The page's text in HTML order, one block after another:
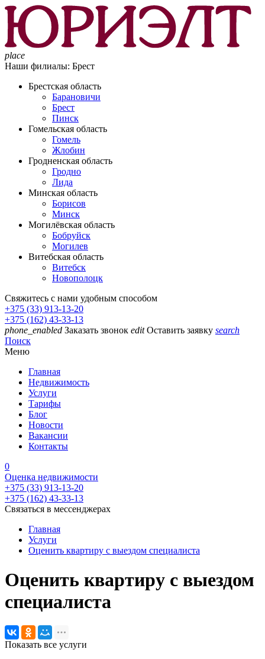
place
Наши филиалы: Брест
Брестская область
Барановичи
Брест
Пинск
Гомельская область
Гомель
Жлобин
Гродненская область
Гродно
Лида
Минская область
Борисов
Минск
Могилёвская область
Бобруйск
Могилев
Витебская область
Витебск
Новополоцк
Свяжитесь с нами удобным способом
+375 (33) 913-13-20
+375 (162) 43-33-13
phone_enabled Заказать звонок edit Оставить заявку search
Поиск
Меню
Главная
Недвижимость
Услуги
Тарифы
Блог
Новости
Вакансии
Контакты
0
Оценка недвижимости
+375 (33) 913-13-20
+375 (162) 43-33-13
Связаться в мессенджерах
Главная
Услуги
Оценить квартиру с выездом специалиста
Оценить квартиру с выездом
специалиста
Показать все услуги